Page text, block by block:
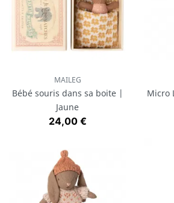
MAILEG
Bébé souris dans sa boite |
Jaune
Prix
24,00 €
Micro